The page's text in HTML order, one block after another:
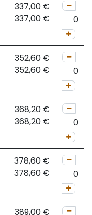
337,00 €
337,00 €
352,60 €
352,60 €
368,20 €
368,20 €
378,60 €
378,60 €
389,00 €